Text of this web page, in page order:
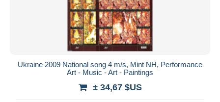
Ukraine 2009 National song 4 m/s, Mint NH, Performance
Art - Music - Art - Paintings
± 34,67 $US